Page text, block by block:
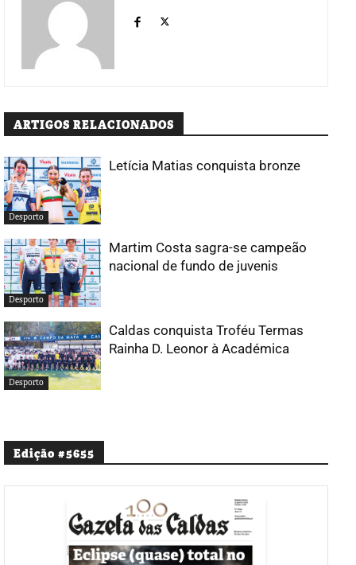
ARTIGOS RELACIONADOS
Desporto
Letícia Matias conquista bronze
Desporto
Martim Costa sagra-se campeão
nacional de fundo de juvenis
Desporto
Caldas conquista Troféu Termas
Rainha D. Leonor à Académica
Edição #5655